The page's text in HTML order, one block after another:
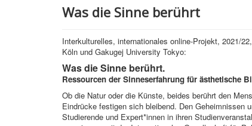
Was die Sinne berührt
Interkulturelles, internationales online-Projekt, 2021/
Köln und Gakugej University Tokyo:
Was die Sinne berührt.
Ressourcen der Sinneserfahrung für ästhetische
Ob die Natur oder die Künste, beides berührt den
Eindrücke festigen sich bleibend. Den Geheimnissen
Studierende und Expert*innen in ihren